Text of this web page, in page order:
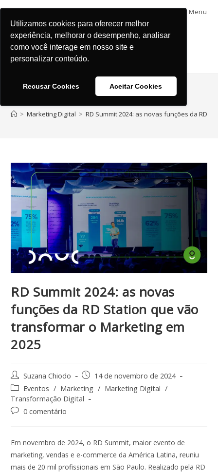
Utilizamos cookies para oferecer melhor
experiência, melhorar o desempenho, analisar
como você interage em nosso site e
personalizar conteúdo.
Recusar Cookies Aceitar Cookies
Menu
> Marketing Digital > RD Summit 2024: as novas funções da RD
RD Summit 2024: as novas
funções da RD Station que vão
transformar o Marketing em
2025
Suzana Chiodo
14 de novembro de 2024
Eventos / Marketing / Marketing Digital /
Transformação Digital
0 comentário
Em novembro de 2024, o RD Summit, maior evento de
marketing, vendas e e-commerce da América Latina, reuniu
mais de 20 mil profissionais em São Paulo. Realizado pela RD